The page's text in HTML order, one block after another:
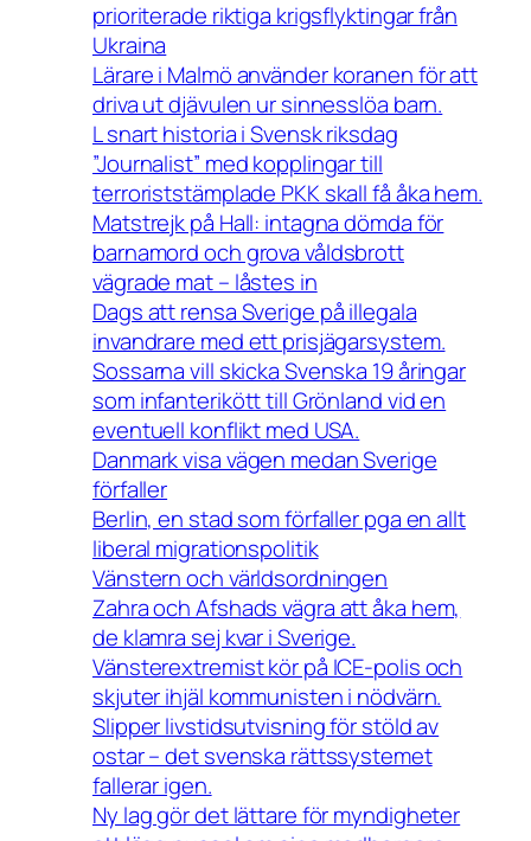
prioriterade riktiga krigsflyktingar från
Ukraina
Lärare i Malmö använder koranen för att
driva ut djävulen ur sinnesslöa barn.
L snart historia i Svensk riksdag
”Journalist” med kopplingar till
terroriststämplade PKK skall få åka hem.
Matstrejk på Hall: intagna dömda för
barnamord och grova våldsbrott
vägrade mat – låstes in
Dags att rensa Sverige på illegala
invandrare med ett prisjägarsystem.
Sossarna vill skicka Svenska 19 åringar
som infanterikött till Grönland vid en
eventuell konflikt med USA.
Danmark visa vägen medan Sverige
förfaller
Berlin, en stad som förfaller pga en allt
liberal migrationspolitik
Vänstern och världsordningen
Zahra och Afshads vägra att åka hem,
de klamra sej kvar i Sverige.
Vänsterextremist kör på ICE-polis och
skjuter ihjäl kommunisten i nödvärn.
Slipper livstidsutvisning för stöld av
ostar – det svenska rättssystemet
fallerar igen.
Ny lag gör det lättare för myndigheter